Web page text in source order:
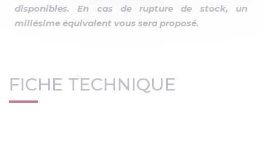
disponibles. En cas de rupture de stock, un
millésime équivalent vous sera proposé.
FICHE TECHNIQUE